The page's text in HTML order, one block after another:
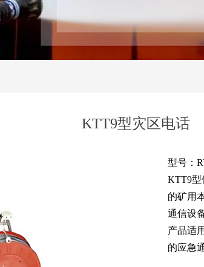
KTT9型灾区电话
型号：
KTT9型
的矿用
通信设备
产品适
的应急